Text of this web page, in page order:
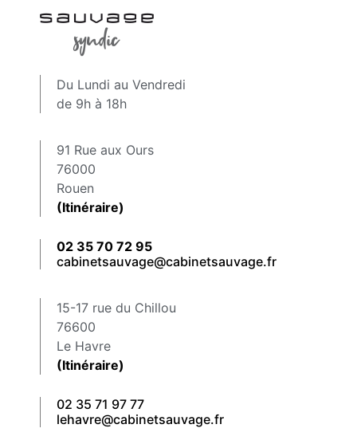
Du Lundi au Vendredi
de 9h à 18h
91 Rue aux Ours
76000
Rouen
(Itinéraire)
02 35 70 72 95
cabinetsauvage@cabinetsauvage.fr
15-17 rue du Chillou
76600
Le Havre
(Itinéraire)
02 35 71 97 77
lehavre@cabinetsauvage.fr